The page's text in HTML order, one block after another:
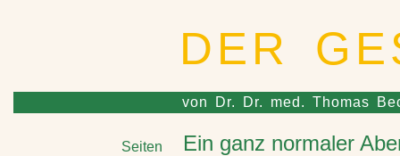
DER
von Dr. Dr. med. Thomas
Ein ganz normaler
Seiten